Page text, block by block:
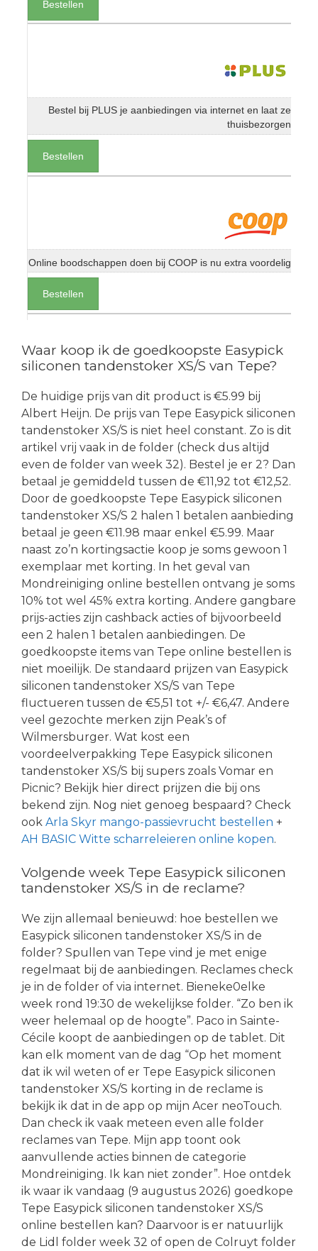
Bestellen
Bestel bij PLUS je aanbiedingen via internet en laat ze
thuisbezorgen
Bestellen
Online boodschappen doen bij COOP is nu extra voordelig
Bestellen
Waar koop ik de goedkoopste Easypick
siliconen tandenstoker XS/S van Tepe?
De huidige prijs van dit product is €5.99 bij
Albert Heijn. De prijs van Tepe Easypick siliconen
tandenstoker XS/S is niet heel constant. Zo is dit
artikel vrij vaak in de folder (check dus altijd
even de folder van week 32). Bestel je er 2? Dan
betaal je gemiddeld tussen de €11,92 tot €12,52.
Door de goedkoopste Tepe Easypick siliconen
tandenstoker XS/S 2 halen 1 betalen aanbieding
betaal je geen €11.98 maar enkel €5.99. Maar
naast zo’n kortingsactie koop je soms gewoon 1
exemplaar met korting. In het geval van
Mondreiniging online bestellen ontvang je soms
10% tot wel 45% extra korting. Andere gangbare
prijs-acties zijn cashback acties of bijvoorbeeld
een 2 halen 1 betalen aanbiedingen. De
goedkoopste items van Tepe online bestellen is
niet moeilijk. De standaard prijzen van Easypick
siliconen tandenstoker XS/S van Tepe
fluctueren tussen de €5,51 tot +/- €6,47. Andere
veel gezochte merken zijn Peak’s of
Wilmersburger. Wat kost een
voordeelverpakking Tepe Easypick siliconen
tandenstoker XS/S bij supers zoals Vomar en
Picnic? Bekijk hier direct prijzen die bij ons
bekend zijn. Nog niet genoeg bespaard? Check
ook Arla Skyr mango-passievrucht bestellen +
AH BASIC Witte scharreleieren online kopen.
Volgende week Tepe Easypick siliconen
tandenstoker XS/S in de reclame?
We zijn allemaal benieuwd: hoe bestellen we
Easypick siliconen tandenstoker XS/S in de
folder? Spullen van Tepe vind je met enige
regelmaat bij de aanbiedingen. Reclames check
je in de folder of via internet. Bieneke0elke
week rond 19:30 de wekelijkse folder. “Zo ben ik
weer helemaal op de hoogte”. Paco in Sainte-
Cécile koopt de aanbiedingen op de tablet. Dit
kan elk moment van de dag “Op het moment
dat ik wil weten of er Tepe Easypick siliconen
tandenstoker XS/S korting in de reclame is
bekijk ik dat in de app op mijn Acer neoTouch.
Dan check ik vaak meteen even alle folder
reclames van Tepe. Mijn app toont ook
aanvullende acties binnen de categorie
Mondreiniging. Ik kan niet zonder”. Hoe ontdek
ik waar ik vandaag (9 augustus 2026) goedkope
Tepe Easypick siliconen tandenstoker XS/S
online bestellen kan? Daarvoor is er natuurlijk
de Lidl folder week 32 of open de Colruyt folder